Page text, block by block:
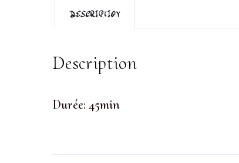
DESCRIPTION
Description
Durée: 45min